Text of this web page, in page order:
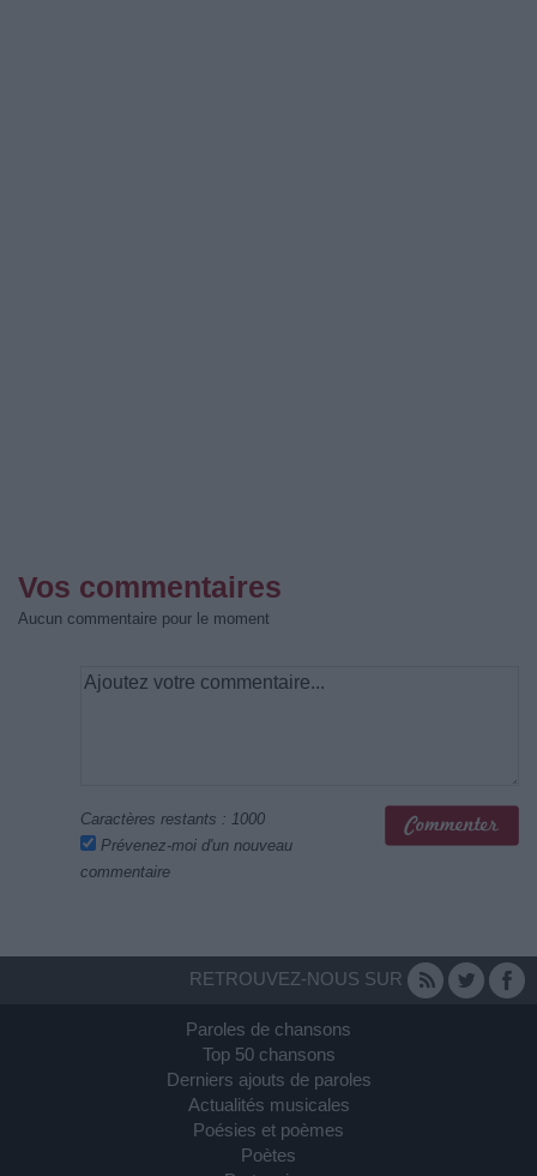
Vos commentaires
Aucun commentaire pour le moment
Caractères restants : 1000
Prévenez-moi d'un nouveau
commentaire
RETROUVEZ-NOUS SUR
Paroles de chansons
Top 50 chansons
Derniers ajouts de paroles
Actualités musicales
Poésies et poèmes
Poètes